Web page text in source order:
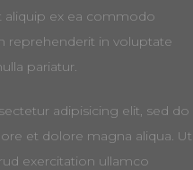
aliquip ex ea commodo
reprehenderit in voluptate
pariatur.
adipisicing elit, sed do
et dolore magna aliqua. Ut
exercitation ullamco